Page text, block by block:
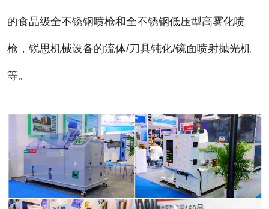
的食品级全不锈钢喷枪和全不锈钢低压型高雾化喷
枪，锐思机械设备的流体/刀具钝化/镜面喷射抛光机
等。